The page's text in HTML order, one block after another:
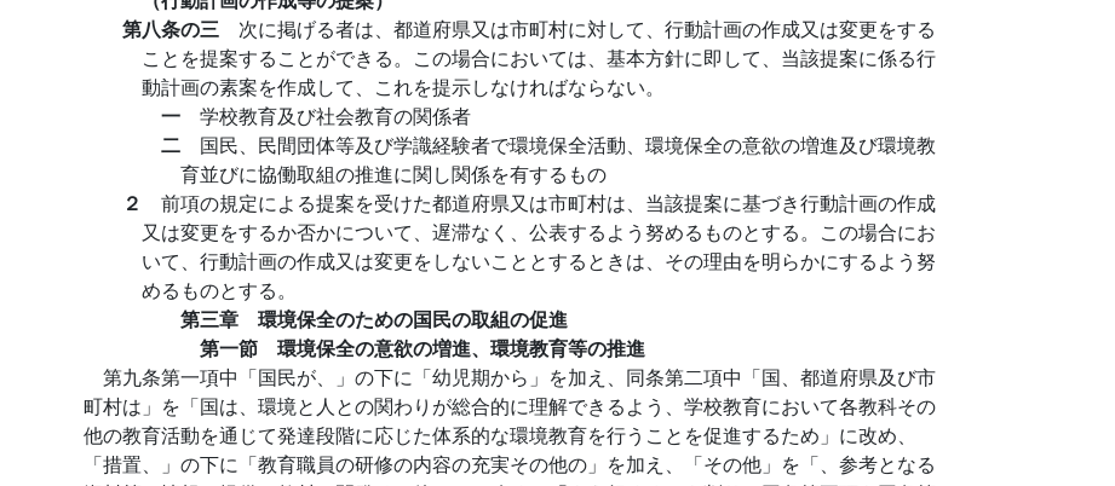
第八条の三 次に掲げる者は、都道府県又は市町村に対して、行動計画の作成又は変更をする
ことを提案することができる。この場合においては、基本方針に即して、当該提案に係る行
動計画の素案を作成して、これを提示しなければならない。
一 学校教育及び社会教育の関係者
二 国民、民間団体等及び学識経験者で環境保全活動、環境保全の意欲の増進及び環境教
育並びに協働取組の推進に関し関係を有するもの
２ 前項の規定による提案を受けた都道府県又は市町村は、当該提案に基づき行動計画の作成
又は変更をするか否かについて、遅滞なく、公表するよう努めるものとする。この場合にお
いて、行動計画の作成又は変更をしないこととするときは、その理由を明らかにするよう努
めるものとする。
第三章 環境保全のための国民の取組の促進
第一節 環境保全の意欲の増進、環境教育等の推進
第九条第一項中「国民が、」の下に「幼児期から」を加え、同条第二項中「国、都道府県及び市
町村は」を「国は、環境と人との関わりが総合的に理解できるよう、学校教育において各教科その
他の教育活動を通じて発達段階に応じた体系的な環境教育を行うことを促進するため」に改め、
「措置、」の下に「教育職員の研修の内容の充実その他の」を加え、「その他」を「、参考となる